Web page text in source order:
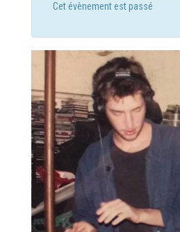
Cet évènement est passé